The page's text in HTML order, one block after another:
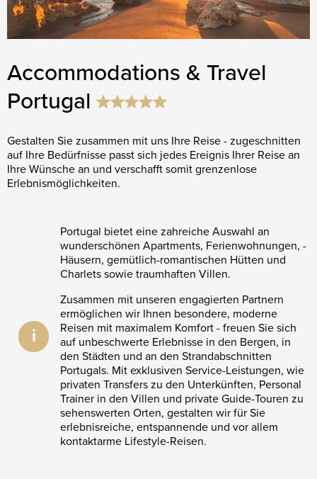
Accommodations & Travel
Portugal
Gestalten Sie zusammen mit uns Ihre Reise - zugeschnitten
auf Ihre Bedürfnisse passt sich jedes Ereignis Ihrer Reise an
Ihre Wünsche an und verschafft somit grenzenlose
Erlebnismöglichkeiten.
i
Portugal bietet eine zahreiche Auswahl an
wunderschönen Apartments, Ferienwohnungen, -
Häusern, gemütlich-romantischen Hütten und
Charlets sowie traumhaften Villen.
Zusammen mit unseren engagierten Partnern
ermöglichen wir Ihnen besondere, moderne
Reisen mit maximalem Komfort - freuen Sie sich
auf unbeschwerte Erlebnisse in den Bergen, in
den Städten und an den Strandabschnitten
Portugals. Mit exklusiven Service-Leistungen, wie
privaten Transfers zu den Unterkünften, Personal
Trainer in den Villen und private Guide-Touren zu
sehenswerten Orten, gestalten wir für Sie
erlebnisreiche, entspannende und vor allem
kontaktarme Lifestyle-Reisen.